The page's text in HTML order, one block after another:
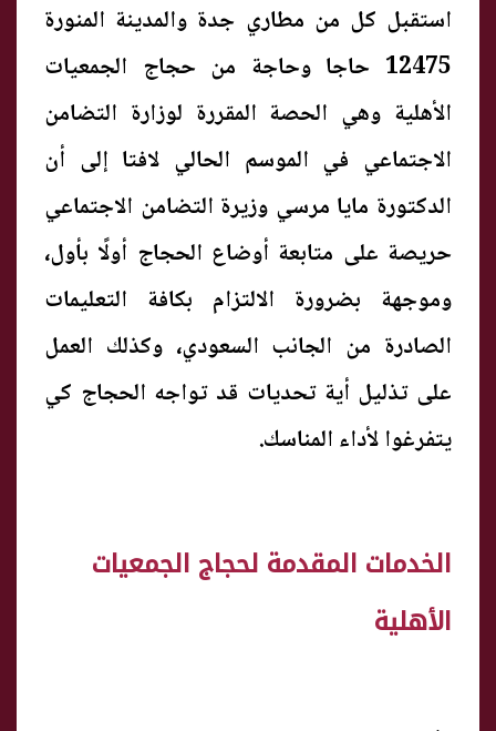
استقبل كل من مطاري جدة والمدينة المنورة
12475 حاجا وحاجة من حجاج الجمعيات
الأهلية وهي الحصة المقررة لوزارة التضامن
الاجتماعي في الموسم الحالي لافتا إلى أن
الدكتورة مايا مرسي وزيرة التضامن الاجتماعي
حريصة على متابعة أوضاع الحجاج أولًا بأول،
وموجهة بضرورة الالتزام بكافة التعليمات
الصادرة من الجانب السعودي، وكذلك العمل
على تذليل أية تحديات قد تواجه الحجاج كي
يتفرغوا لأداء المناسك.
الخدمات المقدمة لحجاج الجمعيات
الأهلية